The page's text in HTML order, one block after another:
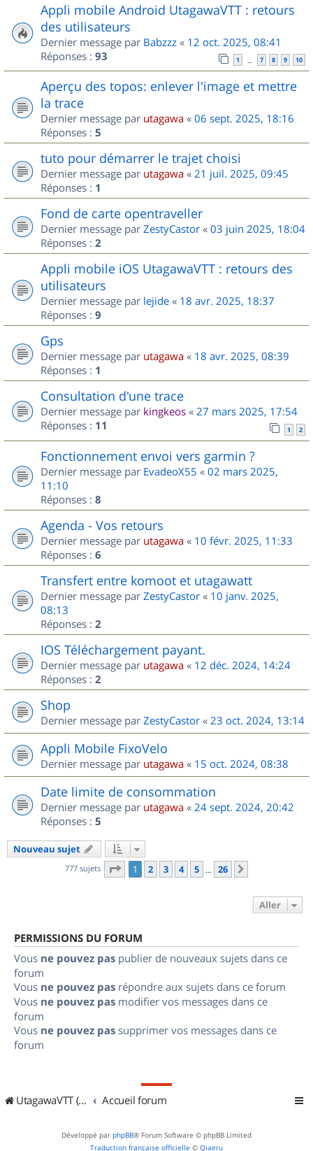
Appli mobile Android UtagawaVTT : retours
des utilisateurs
Dernier message par Babzzz « 12 oct. 2025, 08:41
Réponses : 93 1 … 7 8 9 10
Aperçu des topos: enlever l'image et mettre
la trace
Dernier message par utagawa « 06 sept. 2025, 18:16
Réponses : 5
tuto pour démarrer le trajet choisi
Dernier message par utagawa « 21 juil. 2025, 09:45
Réponses : 1
Fond de carte opentraveller
Dernier message par ZestyCastor « 03 juin 2025, 18:04
Réponses : 2
Appli mobile iOS UtagawaVTT : retours des
utilisateurs
Dernier message par lejide « 18 avr. 2025, 18:37
Réponses : 9
Gps
Dernier message par utagawa « 18 avr. 2025, 08:39
Réponses : 1
Consultation d'une trace
Dernier message par kingkeos « 27 mars 2025, 17:54
Réponses : 11 1 2
Fonctionnement envoi vers garmin ?
Dernier message par EvadeoX55 « 02 mars 2025,
11:10
Réponses : 8
Agenda - Vos retours
Dernier message par utagawa « 10 févr. 2025, 11:33
Réponses : 6
Transfert entre komoot et utagawatt
Dernier message par ZestyCastor « 10 janv. 2025,
08:13
Réponses : 2
IOS Téléchargement payant.
Dernier message par utagawa « 12 déc. 2024, 14:24
Réponses : 2
Shop
Dernier message par ZestyCastor « 23 oct. 2024, 13:14
Appli Mobile FixoVelo
Dernier message par utagawa « 15 oct. 2024, 08:38
Date limite de consommation
Dernier message par utagawa « 24 sept. 2024, 20:42
Réponses : 5
Nouveau sujet
777 sujets Page 1sur
1 2 3 4 5 … 26
Aller
PERMISSIONS DU FORUM
Vous ne pouvez pas publier de nouveaux sujets dans ce
forum
Vous ne pouvez pas répondre aux sujets dans ce forum
Vous ne pouvez pas modifier vos messages dans ce
forum
Vous ne pouvez pas supprimer vos messages dans ce
forum
UtagawaVTT (Randos VTT et VTTAE avec traces GPS) Accueil forum
Développé par phpBB® Forum Software © phpBB Limited
Traduction française officielle © Qiaeru